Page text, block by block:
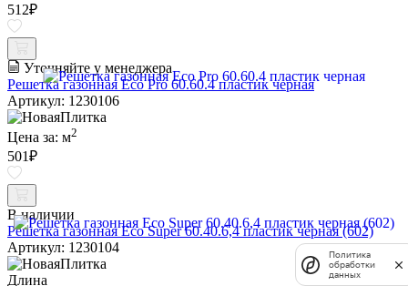
512₽
Уточняйте у менеджера
Решетка газонная Eco Pro 60.60.4 пластик черная
Артикул: 1230106
Цена за: м2
501₽
В наличии
Решетка газонная Eco Super 60.40.6,4 пластик черная (602)
Артикул: 1230104
Длина
Политика
обработки
данных